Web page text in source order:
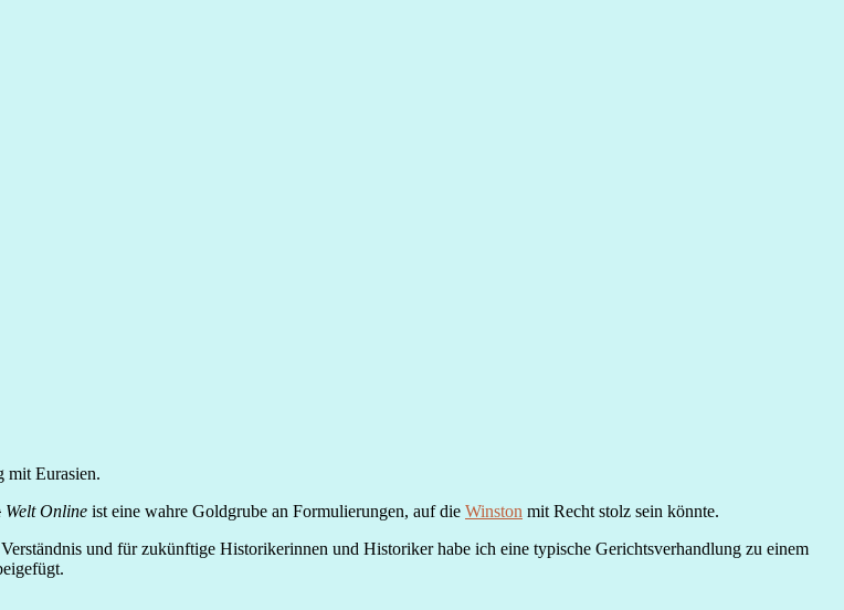
mit Eurasien.
Welt Online ist eine wahre Goldgrube an Formulierungen, auf die Winston mit Recht stolz sein könnte.
und für zukünftige Historikerinnen und Historiker habe ich eine typische Gerichtsverhandlung zu einem